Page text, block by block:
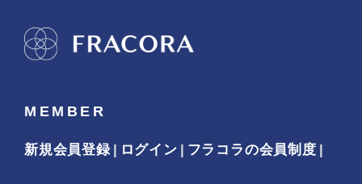
MEMBER
新規会員登録 ログイン フラコラの会員制度